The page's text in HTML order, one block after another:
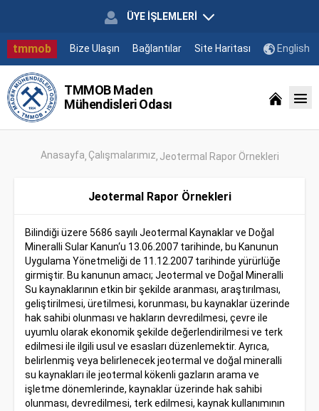
ÜYE İŞLEMLERİ
tmmob Bize Ulaşın Bağlantılar Site Haritası English
TMMOB Maden
Mühendisleri Odası
Anasayfa Çalışmalarımız Jeotermal Rapor Örnekleri
Jeotermal Rapor Örnekleri
Bilindiği üzere 5686 sayılı Jeotermal Kaynaklar ve Doğal
Mineralli Sular Kanun‘u 13.06.2007 tarihinde, bu Kanunun
Uygulama Yönetmeliği de 11.12.2007 tarihinde yürürlüğe
girmiştir. Bu kanunun amacı; Jeotermal ve Doğal Mineralli
Su kaynaklarının etkin bir şekilde aranması, araştırılması,
geliştirilmesi, üretilmesi, korunması, bu kaynaklar üzerinde
hak sahibi olunması ve hakların devredilmesi, çevre ile
uyumlu olarak ekonomik şekilde değerlendirilmesi ve terk
edilmesi ile ilgili usul ve esasları düzenlemektir. Ayrıca,
belirlenmiş veya belirlenecek jeotermal ve doğal mineralli
su kaynakları ile jeotermal kökenli gazların arama ve
işletme dönemlerinde, kaynaklar üzerinde hak sahibi
olunması, devredilmesi, terk edilmesi, kaynak kullanımının